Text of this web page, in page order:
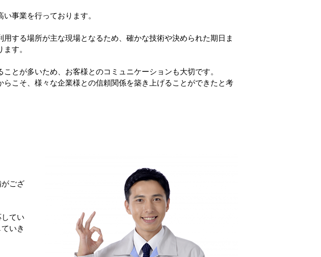
事業を行っております。
用する場所が主な現場となるため、確かな技術や決められた期日ま
す。
ことが多いため、お客様とのコミュニケーションも大切です。
らこそ、様々な企業様との信頼関係を築き上げることができたと考
ござ
てい
いき